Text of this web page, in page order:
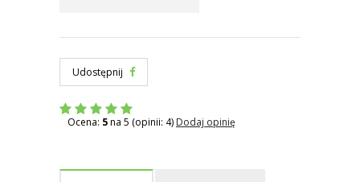
Udostępnij
Ocena: 5na 5 (opinii: 4) Dodaj opinię